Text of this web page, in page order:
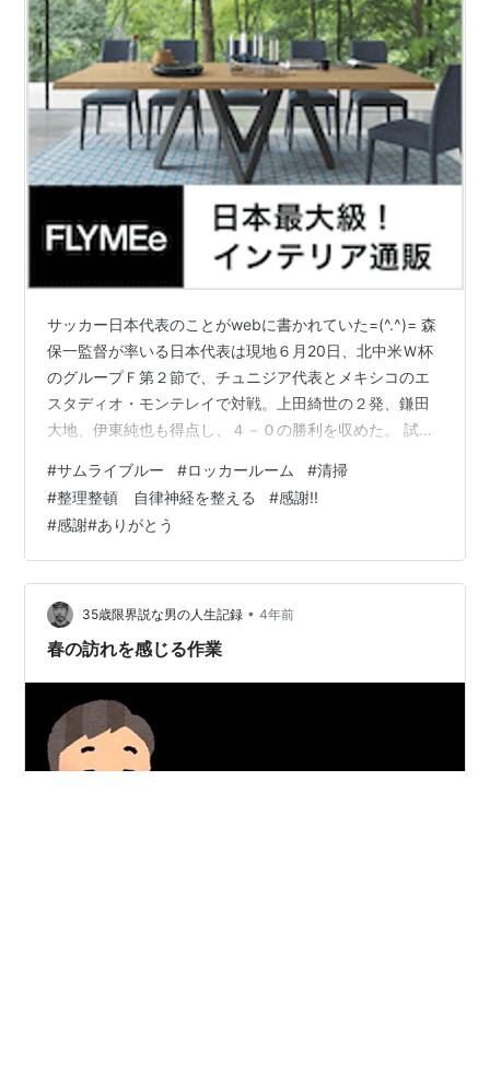
サッカー日本代表のことがwebに書かれていた=(^.^)= 森
保一監督が率いる日本代表は現地６月20日、北中米Ｗ杯
のグループＦ第２節で、チュニジア代表とメキシコのエ
スタディオ・モンテレイで対戦。上田綺世の２発、鎌田
大地、伊東純也も得点し、４－０の勝利を収めた。 試合
けて、スタジアムを後にする。ホワイトボードには
『Muchas GraciaS！ Samurai Blue』と感謝の言葉を記
す。 モンテレイを州都とするヌエボ・レオン州の知事を
務めるサムエル・ガルシア氏が、自身のインスタグラム
で日本のロッカールームや森保監督の写真を公開し、次
のように綴…
#サムライブルー #ロッカールーム #清掃
#整理整頓 自律神経を整える #感謝!!
#感謝#ありがとう
35歳限界説な男の人生記録 • 4年前
春の訪れを感じる作業